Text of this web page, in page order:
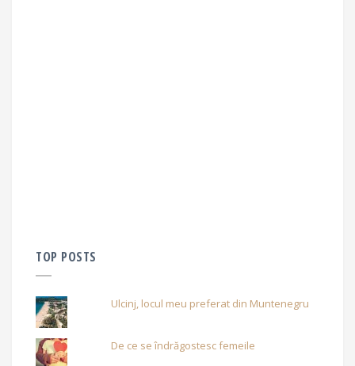
TOP POSTS
Ulcinj, locul meu preferat din Muntenegru
De ce se îndrăgostesc femeile